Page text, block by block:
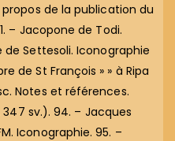
de la publication du
– Jacopone de Todi.
Settesoli. Iconographie
de St François » » à Ripa
Notes et références.
sv.). 94. – Jacques
Iconographie. 95. –